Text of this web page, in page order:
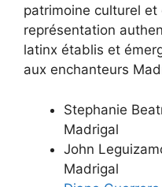
patrimoine culturel et
représentation
latinx établis et
aux enchanteurs
Stephanie
Madrigal
John
Madrigal